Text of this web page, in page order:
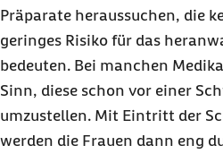
Präparate heraussuchen, die
geringes Risiko für das
bedeuten. Bei manchen
Sinn, diese schon vor einer
umzustellen. Mit Eintritt der
werden die Frauen dann eng